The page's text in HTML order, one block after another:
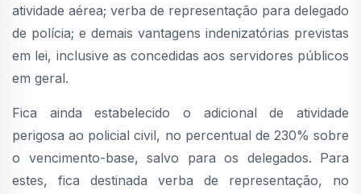
atividade aérea; verba de representação para delegado
de polícia; e demais vantagens indenizatórias previstas
em lei, inclusive as concedidas aos servidores públicos
em geral.
Fica ainda estabelecido o adicional de atividade
perigosa ao policial civil, no percentual de 230% sobre
o vencimento-base, salvo para os delegados. Para
estes, fica destinada verba de representação, no